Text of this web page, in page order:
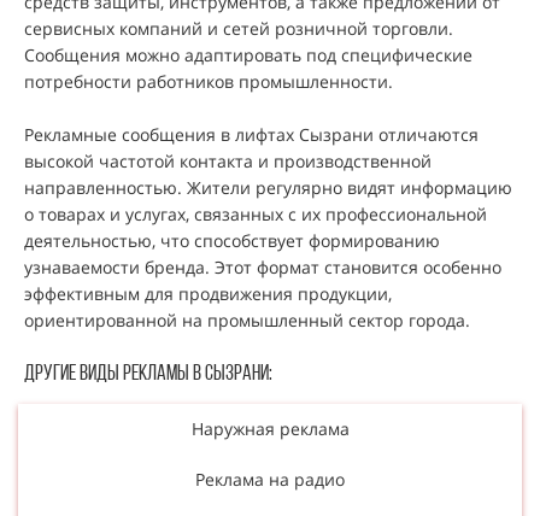
сервисных компаний и сетей розничной торговли.
Сообщения можно адаптировать под специфические
потребности работников промышленности.
Рекламные сообщения в лифтах Сызрани отличаются
высокой частотой контакта и производственной
направленностью. Жители регулярно видят информацию
о товарах и услугах, связанных с их профессиональной
деятельностью, что способствует формированию
узнаваемости бренда. Этот формат становится особенно
эффективным для продвижения продукции,
ориентированной на промышленный сектор города.
Другие виды рекламы В Сызрани:
Наружная реклама
Реклама на радио